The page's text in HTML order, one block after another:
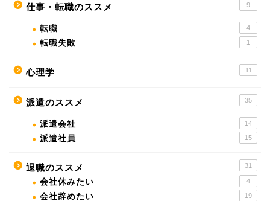
仕事・転職のススメ 9
転職 4
転職失敗 1
心理学 11
派遣のススメ 35
派遣会社 14
派遣社員 15
退職のススメ 31
会社休みたい 4
会社辞めたい 19